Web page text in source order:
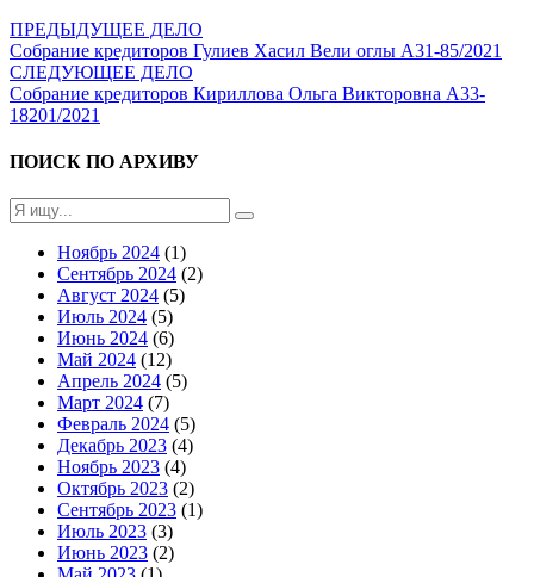
ПРЕДЫДУЩЕЕ ДЕЛО
Собрание кредиторов Гулиев Хасил Вели оглы А31-85/2021
СЛЕДУЮЩЕЕ ДЕЛО
Собрание кредиторов Кириллова Ольга Викторовна А33-
18201/2021
ПОИСК ПО АРХИВУ
Ноябрь 2024 (1)
Сентябрь 2024 (2)
Август 2024 (5)
Июль 2024 (5)
Июнь 2024 (6)
Май 2024 (12)
Апрель 2024 (5)
Март 2024 (7)
Февраль 2024 (5)
Декабрь 2023 (4)
Ноябрь 2023 (4)
Октябрь 2023 (2)
Сентябрь 2023 (1)
Июль 2023 (3)
Июнь 2023 (2)